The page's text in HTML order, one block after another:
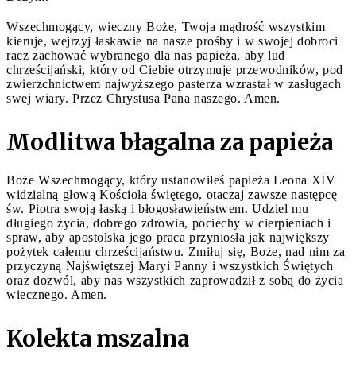
Wszechmogący, wieczny Boże, Twoja mądrość wszystkim
kieruje, wejrzyj łaskawie na nasze prośby i w swojej dobroci
racz zachować wybranego dla nas papieża, aby lud
chrześcijański, który od Ciebie otrzymuje przewodników, pod
zwierzchnictwem najwyższego pasterza wzrastał w zasługach
swej wiary. Przez Chrystusa Pana naszego. Amen.
Modlitwa błagalna za papieża
Boże Wszechmogący, który ustanowiłeś papieża Leona XIV
widzialną głową Kościoła świętego, otaczaj zawsze następcę
św. Piotra swoją łaską i błogosławieństwem. Udziel mu
długiego życia, dobrego zdrowia, pociechy w cierpieniach i
spraw, aby apostolska jego praca przyniosła jak największy
pożytek całemu chrześcijaństwu. Zmiłuj się, Boże, nad nim za
przyczyną Najświętszej Maryi Panny i wszystkich Świętych
oraz dozwól, aby nas wszystkich zaprowadził z sobą do życia
wiecznego. Amen.
Kolekta mszalna